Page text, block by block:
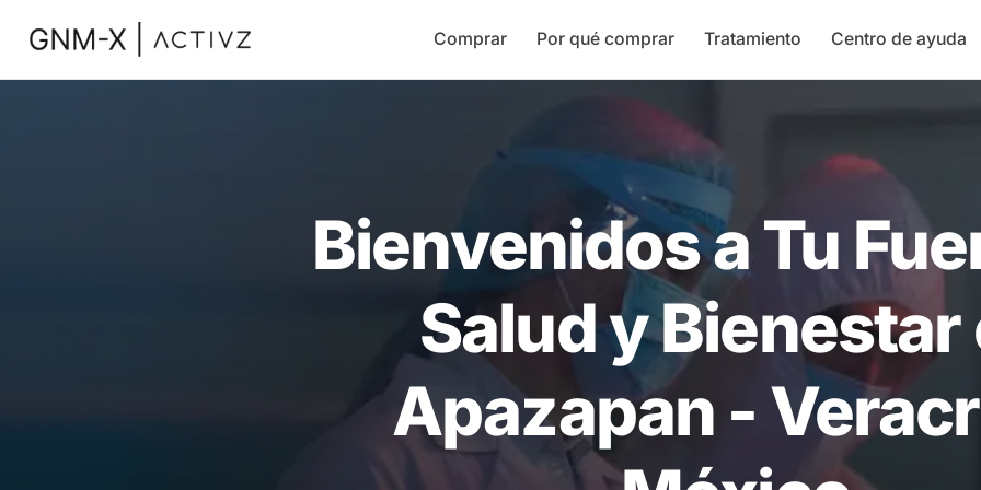
Comprar Por qué comprar Tratamiento Centro de ayuda
Bienvenidos a Tu
Salud y Bienestar
Apazapan -